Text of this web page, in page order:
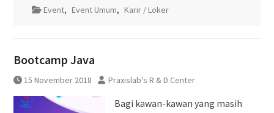
Event, Event Umum, Karir / Loker
Bootcamp Java
15 November 2018 Praxislab's R & D Center
Bagi kawan-kawan yang masih